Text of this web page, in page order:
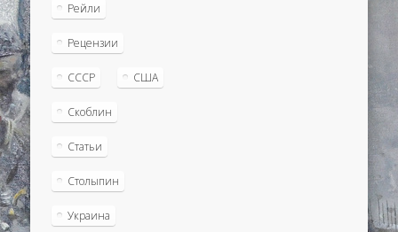
Рейли
Рецензии
СССР США
Скоблин
Статьи
Столыпин
Украина